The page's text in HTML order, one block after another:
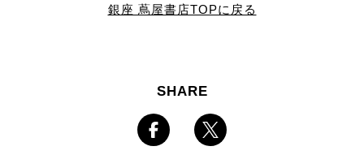
銀座 蔦屋書店TOPに戻る
SHARE